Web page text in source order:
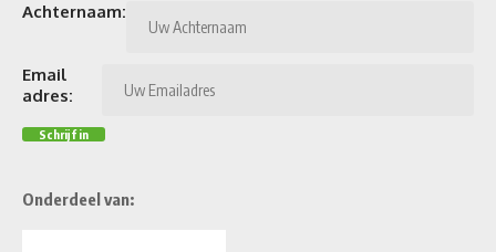
Achternaam:
Email
adres:
Onderdeel van: